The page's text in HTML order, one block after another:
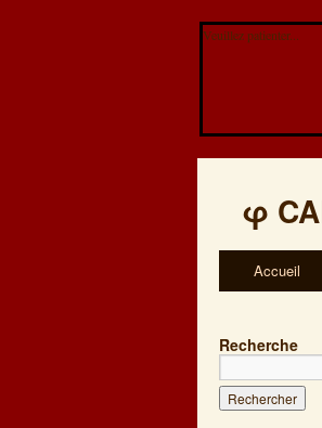
Veuillez patienter...
φ
Accueil
Recherche